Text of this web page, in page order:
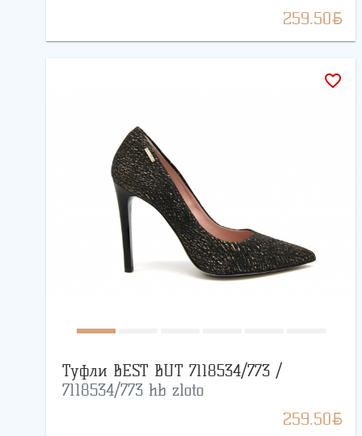
259.50BYN
favorite_border
Туфли BEST BUT 7118534/773 /
7118534/773 hb zloto
259.50BYN